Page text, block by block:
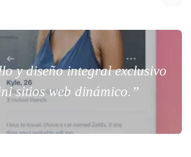
y diseño integral exclusivo
sitios web dinámico.”